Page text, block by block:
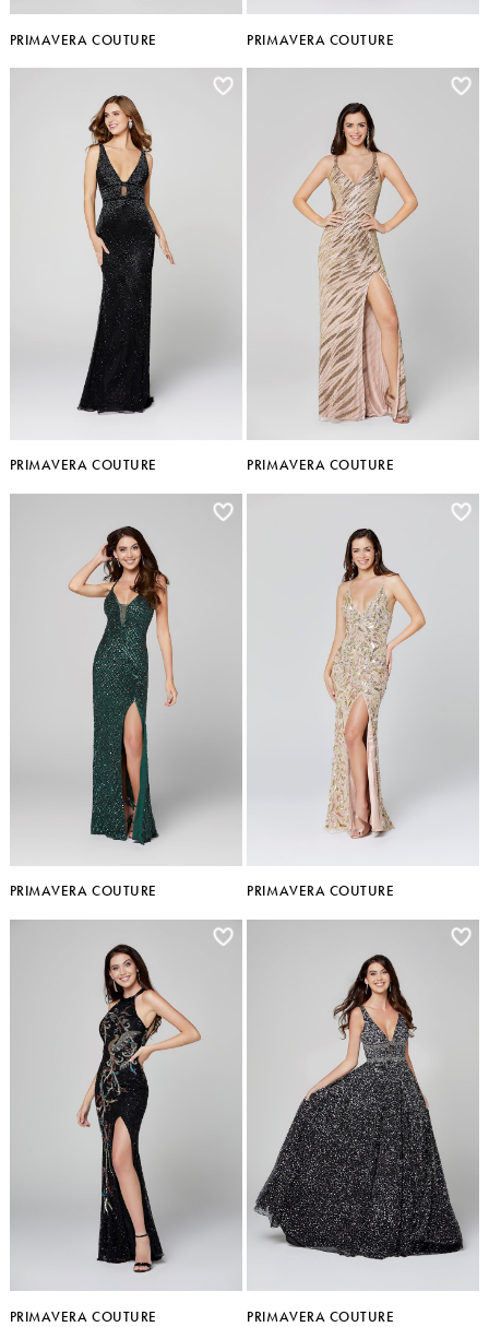
PRIMAVERA COUTURE PRIMAVERA COUTURE
PRIMAVERA COUTURE PRIMAVERA COUTURE
PRIMAVERA COUTURE PRIMAVERA COUTURE
PRIMAVERA COUTURE PRIMAVERA COUTURE